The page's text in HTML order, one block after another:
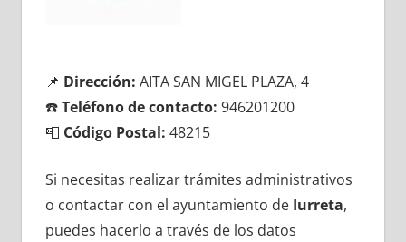
📌 Dirección: AITA SAN MIGEL PLAZA, 4
☎️Teléfono dе contacto: 946201200
📮 Código Postal: 48215
Si necesitas realizar trámites administrativos
ο contactar сοn el ayuntamiento dе Iurreta,
puedes hacerlo а través dе los datos